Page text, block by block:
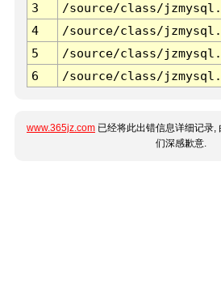
3 /source/class/
4
/source/class/
5
/source/class/
6
/source/class/
www.365jz.com 已经将此出错信息详细记录,
们深感歉意.